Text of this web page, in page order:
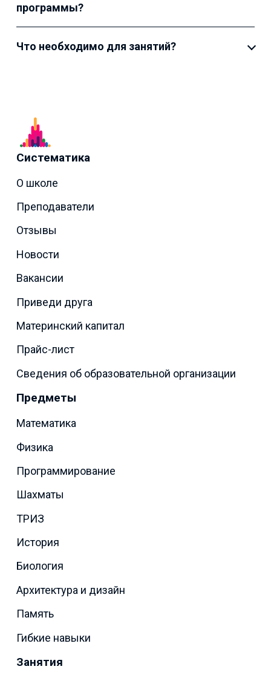
программы?
Что необходимо для занятий?
Систематика
О школе
Преподаватели
Отзывы
Новости
Вакансии
Приведи друга
Материнский капитал
Прайс-лист
Сведения об образовательной организации
Предметы
Математика
Физика
Программирование
Шахматы
ТРИЗ
История
Биология
Архитектура и дизайн
Память
Гибкие навыки
Занятия